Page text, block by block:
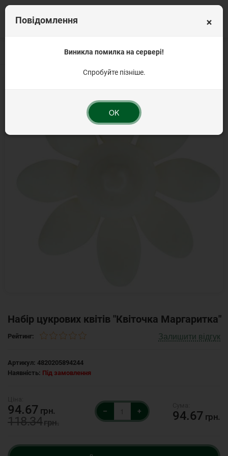
Цукрові прикраси Цукрові квіти для тортів та інших десертів
-20%
Набір цукрових квітів "Квіточка Маргаритка"
Рейтинг: Залишити відгук
Артикул: 4820205894244
Наявність: Під замовлення
94.67 грн.
118.34грн.
– + 94.67 грн.
×
Повідомлення
Виникла помилка на сервері!
Спробуйте пізніше.
OK